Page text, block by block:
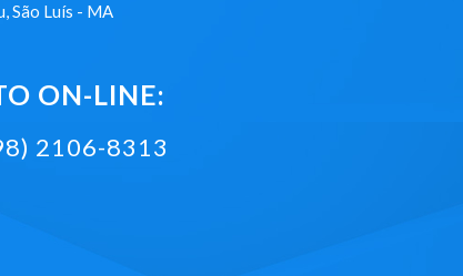
São Luís - MA
ON-LINE:
2106-8313